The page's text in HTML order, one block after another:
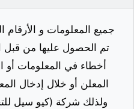
جميع المعلومات و الأرقام
تم الحصول عليها من قبل
أخطاء في المعلومات أو
المعلن أو خلال إدخال
ولذلك شركة (كيو سيل